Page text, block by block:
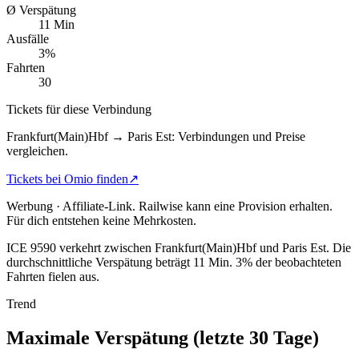
Ø Verspätung
11 Min
Ausfälle
3%
Fahrten
30
Tickets für diese Verbindung
Frankfurt(Main)Hbf → Paris Est: Verbindungen und Preise
vergleichen.
Tickets bei Omio finden↗
Werbung · Affiliate-Link. Railwise kann eine Provision erhalten.
Für dich entstehen keine Mehrkosten.
ICE 9590 verkehrt zwischen Frankfurt(Main)Hbf und Paris Est. Die
durchschnittliche Verspätung beträgt 11 Min. 3% der beobachteten
Fahrten fielen aus.
Trend
Maximale Verspätung (letzte 30 Tage)